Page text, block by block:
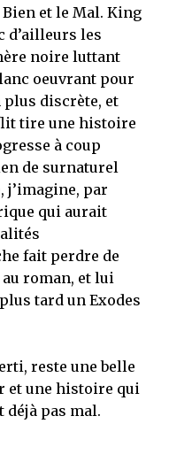
et le Mal. King
d’ailleurs les
noire luttant
oeuvrant pour
plus discrète, et
tire une histoire
à coup
de surnaturel
j’imagine, par
qui aurait
fait perdre de
roman, et lui
tard un Exodes
reste une belle
et une histoire qui
déjà pas mal.